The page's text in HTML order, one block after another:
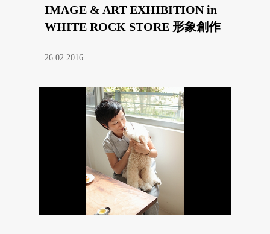
IMAGE & ART EXHIBITION in
WHITE ROCK STORE 形象創作
26.02.2016